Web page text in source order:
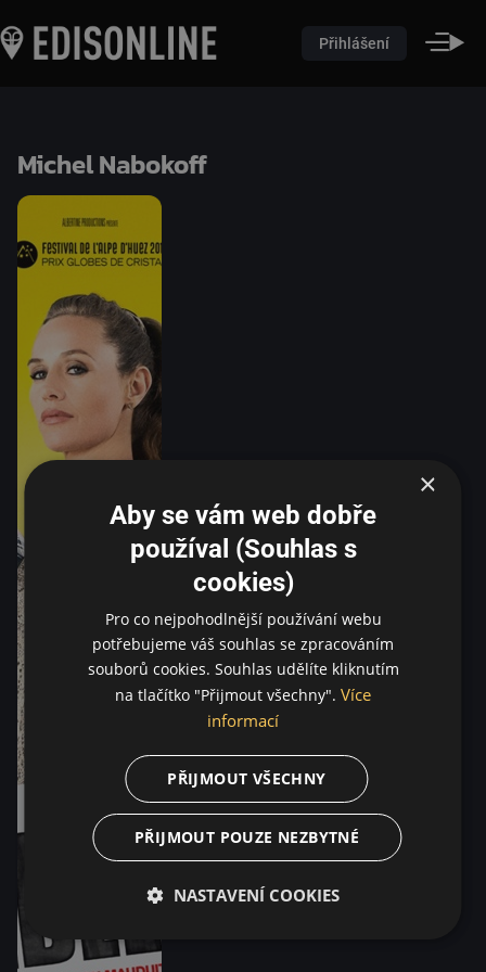
Přihlášení
Michel Nabokoff
×
Aby se vám web dobře
používal (Souhlas s
cookies)
Pro co nejpohodlnější používání webu
potřebujeme váš souhlas se zpracováním
souborů cookies. Souhlas udělíte kliknutím
na tlačítko "Přijmout všechny". Více
informací
PŘIJMOUT VŠECHNY
PŘIJMOUT POUZE NEZBYTNÉ
NASTAVENÍ COOKIES